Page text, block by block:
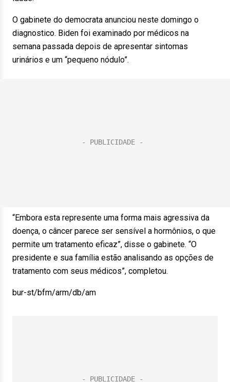
O gabinete do democrata anunciou neste domingo o
diagnostico. Biden foi examinado por médicos na
semana passada depois de apresentar sintomas
urinários e um “pequeno nódulo”.
“Embora esta represente uma forma mais agressiva da
doença, o câncer parece ser sensível a hormônios, o que
permite um tratamento eficaz”, disse o gabinete. “O
presidente e sua família estão analisando as opções de
tratamento com seus médicos”, completou.
bur-st/bfm/arm/db/am